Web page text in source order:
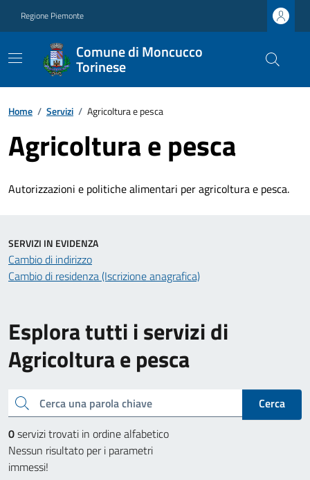
Regione Piemonte
Comune di Moncucco
Torinese
Home / Servizi / Agricoltura e pesca
Agricoltura e pesca
Autorizzazioni e politiche alimentari per agricoltura e pesca.
Esplora tutti i servizi di
Agricoltura e pesca
Cerca una parola chiave
Cerca
0servizi trovati in ordine alfabetico
Nessun risultato per i parametri
immessi!
SERVIZI IN EVIDENZA
Cambio di indirizzo
Cambio di residenza (Iscrizione anagrafica)